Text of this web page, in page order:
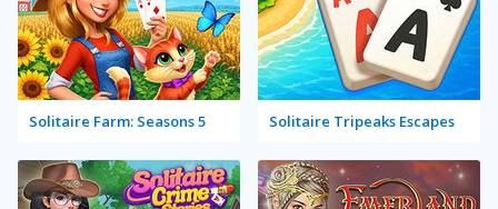
Solitaire Farm: Seasons 5 Solitaire Tripeaks Escapes